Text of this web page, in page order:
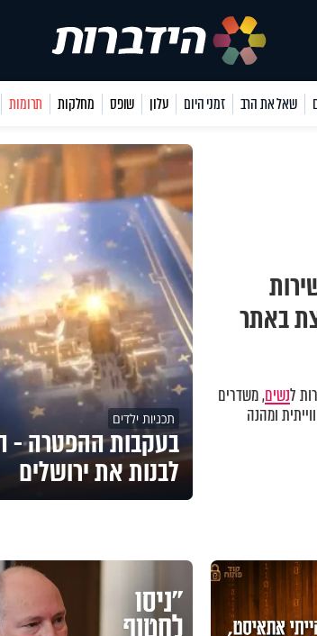
שאל את הרב זמני היום עלון שופס מחלקות תרומות
באתר
לנשים, משדרים
ומהנה
תכניות ילדים
בעקבות ההפטרה
לבנות את ירושלים